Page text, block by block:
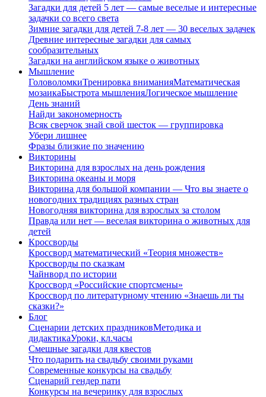
Загадки для детей 5 лет — самые веселые и интересные
задачки со всего света
Зимние загадки для детей 7-8 лет — 30 веселых задачек
Древние интересные загадки для самых
сообразительных
Загадки на английском языке о животных
Мышление
ГоловоломкиТренировка вниманияМатематическая
мозаикаБыстрота мышленияЛогическое мышление
День знаний
Найди закономерность
Всяк сверчок знай свой шесток — группировка
Убери лишнее
Фразы близкие по значению
Викторины
Викторина для взрослых на день рождения
Викторина океаны и моря
Викторина для большой компании — Что вы знаете о
новогодних традициях разных стран
Новогодняя викторина для взрослых за столом
Правда или нет — веселая викторина о животных для
детей
Кроссворды
Кроссворд математический «Теория множеств»
Кроссворды по сказкам
Чайнворд по истории
Кроссворд «Российские спортсмены»
Кроссворд по литературному чтению «Знаешь ли ты
сказки?»
Блог
Сценарии детских праздниковМетодика и
дидактикаУроки, кл.часы
Смешные загадки для квестов
Что подарить на свадьбу своими руками
Современные конкурсы на свадьбу
Сценарий гендер пати
Конкурсы на вечеринку для взрослых